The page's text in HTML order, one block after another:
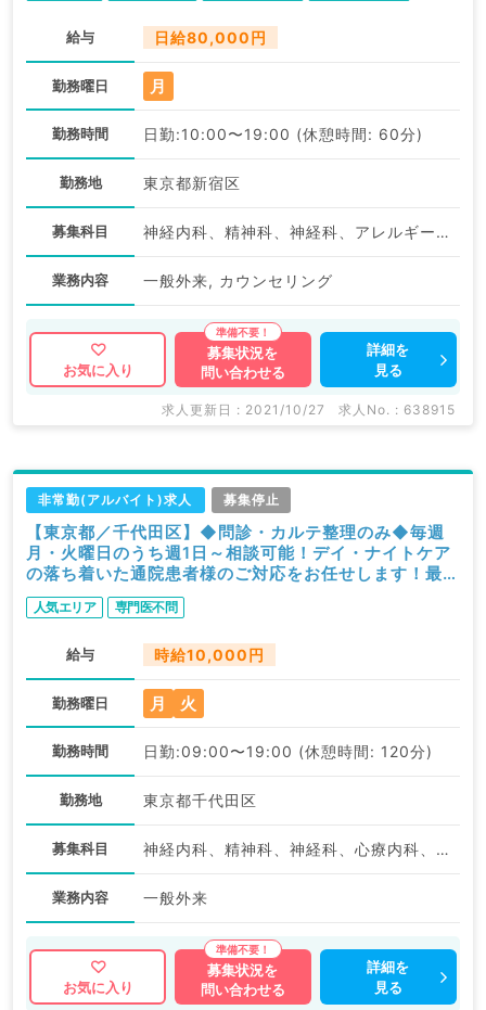
給与 日給80,000円
勤務曜日 月
勤務時間 日勤:10:00〜19:00 (休憩時間: 60分)
勤務地 東京都新宿区
募集科目 神経内科、精神科、神経科、アレルギー科、リウマチ科、小児科、整形外科、形成外科、美容外科、脳神経外科、呼吸器外科、心臓血管外科、小児外科、皮膚科、泌尿器科、産婦人科、産科、婦人科、眼科、耳鼻咽喉科、気管食道科、放射線科、リハビリテーション科、麻酔科、ペインクリニック、人工透析科、緩和ケア科、一般内科、循環器内科、呼吸器内科、消化器内科、内分泌・代謝内科、腎臓内科、老年内科、血液内科、外科系全般、一般外科、消化器外科、乳腺外科、総合診療科、美容皮膚科、健診・人間ドック、救急科・ＩＣＵ、病理科、基礎医学系、膠原病科、スポーツ整形外科、大腸・肛門外科、その他、産業医
業務内容 一般外来, カウンセリング
お気に入り
募集状況を
問い合わせる
詳細を
見る
求人更新日 : 2021/10/27 求人No. : 638915
非常勤(アルバイト)求人 募集停止
【東京都／千代田区】◆問診・カルテ整理のみ◆毎週
月・火曜日のうち週1日～相談可能！デイ・ナイトケア
の落ち着いた通院患者様のご対応をお任せします！最寄
り駅より徒歩3分◎アクセス抜群のクリニック！（科目
不問／非常勤）
人気エリア 専門医不問
給与 時給10,000円
勤務曜日 月 火
勤務時間 日勤:09:00〜19:00 (休憩時間: 120分)
勤務地 東京都千代田区
募集科目 神経内科、精神科、神経科、心療内科、アレルギー科、リウマチ科、小児科、形成外科、美容外科、脳神経外科、呼吸器外科、心臓血管外科、小児外科、皮膚科、泌尿器科、産婦人科、産科、婦人科、眼科、耳鼻咽喉科、気管食道科、放射線科、リハビリテーション科、麻酔科、ペインクリニック、人工透析科、緩和ケア科、一般内科、循環器内科、呼吸器内科、消化器内科、内分泌・代謝内科、腎臓内科、老年内科、血液内科、外科系全般、一般外科、消化器外科、乳腺外科、総合診療科、美容皮膚科、健診・人間ドック、救急科・ＩＣＵ、病理科、基礎医学系、膠原病科、スポーツ整形外科、大腸・肛門外科、その他、産業医、科目不問
業務内容 一般外来
お気に入り
募集状況を
問い合わせる
詳細を
見る